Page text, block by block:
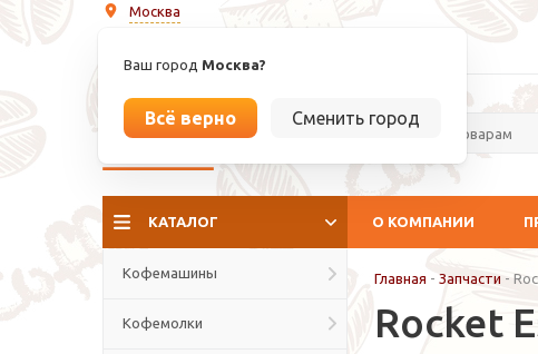
Москва
Ваш город Москва?
Всё верно Сменить город
La culture del caffé
КАТАЛОГ О КОМПАНИИ
Кофемашины
Кофемолки
Главная - Запчасти -
Rocket